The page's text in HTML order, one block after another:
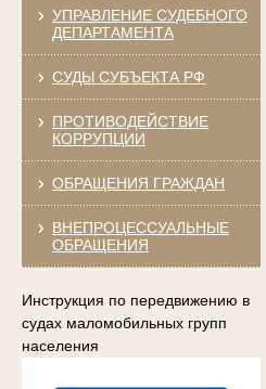
УПРАВЛЕНИЕ СУДЕБНОГО
ДЕПАРТАМЕНТА
СУДЫ СУБЪЕКТА РФ
ПРОТИВОДЕЙСТВИЕ
КОРРУПЦИИ
ОБРАЩЕНИЯ ГРАЖДАН
ВНЕПРОЦЕССУАЛЬНЫЕ
ОБРАЩЕНИЯ
Инструкция по передвижению в
судах маломобильных групп
населения